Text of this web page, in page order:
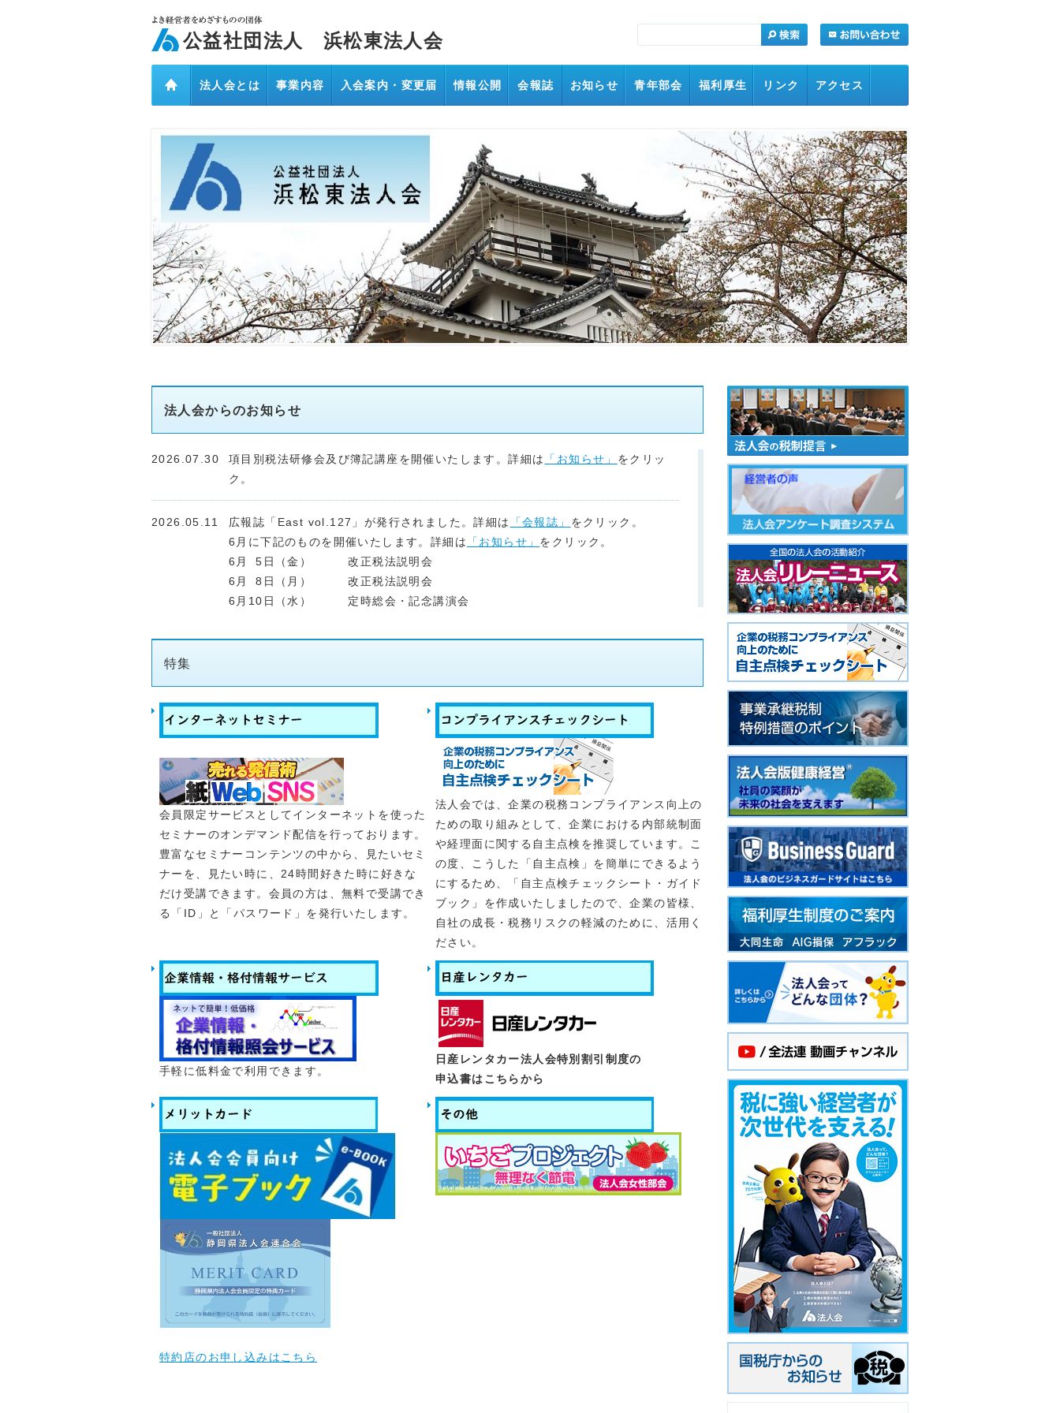
公益社団法人 浜松東法人会
法人会とは 事業内容 入会案内・変更届 情報公開 会報誌 お知らせ 青年部会 福利厚生 リンク アクセス
法人会からのお知らせ
2026.07.30 項目別税法研修会及び簿記講座を開催いたします。詳細は 「お知らせ」 をクリッ
ク。
2026.05.11 広報誌「East vol.127」が発行されました。詳細は 「会報誌」 をクリック。
6月に下記のものを開催いたします。詳細は
「お知らせ」 をクリック。
6月
15日（金） 改正税法説明会
6月
18日（月） 改正税法説明会
6月10日（水） 定時総会・記念講演会
6月24日（水） ビジネスマナー講座
2026.04.21 定時総会参考資料をＵＰしました。詳しくは「こちら」へ。
※送付させていただきました資料に一部誤りがありましたので修正させていただき
ます。
誤）2,612,000 → 正）3,394,500
2026.03.05 令和8年度の年会費につきまして、規定により4月15日（水）にご指定預金口座か
ら引落をさせていただきますので、前日までに口座にご用意くださいますようお願
い申し上げます。引落結果につきましては通帳記帳でご確認お願い致します。な
お、銀行振込をご希望された会員様については4月に会費請求書（振込用紙）を郵
送させていただきますので、期日までに振込お願い致します。 会費区分について
◎広報誌vol.126（新春号）が発行されました。
詳細は「会報誌」をクリック。
◎2月に下記のものを開催いたします。
2月12日（木） 新春チャリティー講演会
2月17日（火） 決算法人説明会
2月20日（金） 会員の集い・記念講演会
2025.09.22
◎広報誌vol.125（秋冬号）が発行されました。
詳細は
「会報誌」をクリック。
◎11月に下記のものを開催いたします。
11月11日（火） 浜松東税務署長講演会
11月27日（木） テーブルマナー講座
詳細は「お知らせ」
2025.07.30
9月2日から全4回、項目別税法研修会、
10月6日から全6回、簿記講座を開催致します。
詳細は
「お知らせ」
特集
会員限定サービスとしてインターネットを使った
セミナーのオンデマンド配信を行っております。
豊富なセミナーコンテンツの中から、見たいセミ
ナーを、見たい時に、24時間好きた時に好きな
だけ受講できます。会員の方は、無料で受講でき
る「ID」と「パスワード」を発行いたします。
法人会では、企業の税務コンプライアンス向上の
ための取り組みとして、企業における内部統制面
や経理面に関する自主点検を推奨しています。こ
の度、こうした「自主点検」を簡単にできるよう
にするため、「自主点検チェックシート・ガイド
ブック」を作成いたしましたので、企業の皆様、
自社の成長・税務リスクの軽減のために、活用く
ださい。
手軽に低料金で利用できます。
日産レンタカー法人会特別割引制度の
申込書はこちらから
特約店のお申し込みはこちら